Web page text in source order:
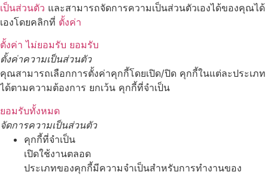
เป็นส่วนตัว และสามารถจัดการความเป็นส่วนตัวเองได้ของคุณได้
เองโดยคลิกที่ ตั้งค่า
ตั้งค่า ไม่ยอมรับ ยอมรับ
ตั้งค่าความเป็นส่วนตัว
คุณสามารถเลือกการตั้งค่าคุกกี้โดยเปิด/ปิด คุกกี้ในแต่ละประเภท
ได้ตามความต้องการ ยกเว้น คุกกี้ที่จำเป็น
ยอมรับทั้งหมด
จัดการความเป็นส่วนตัว
คุกกี้ที่จำเป็น
เปิดใช้งานตลอด
ประเภทของคุกกี้มีความจำเป็นสำหรับการทำงานของ